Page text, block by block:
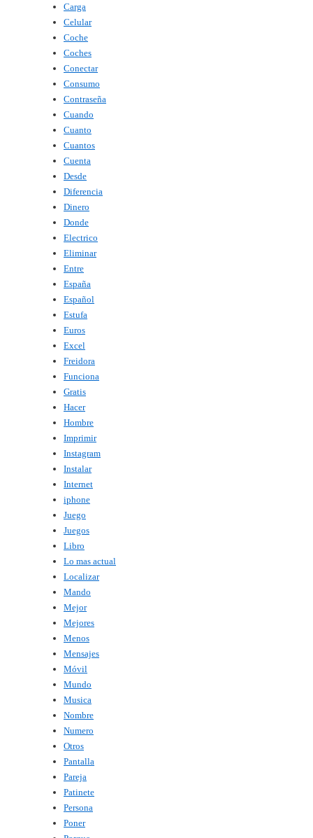
Carga
Celular
Coche
Coches
Conectar
Consumo
Contraseña
Cuando
Cuanto
Cuantos
Cuenta
Desde
Diferencia
Dinero
Donde
Electrico
Eliminar
Entre
España
Español
Estufa
Euros
Excel
Freidora
Funciona
Gratis
Hacer
Hombre
Imprimir
Instagram
Instalar
Internet
iphone
Juego
Juegos
Libro
Lo mas actual
Localizar
Mando
Mejor
Mejores
Menos
Mensajes
Móvil
Mundo
Musica
Nombre
Numero
Otros
Pantalla
Pareja
Patinete
Persona
Poner